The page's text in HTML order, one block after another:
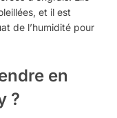
et il est
de l’humidité pour
en
?